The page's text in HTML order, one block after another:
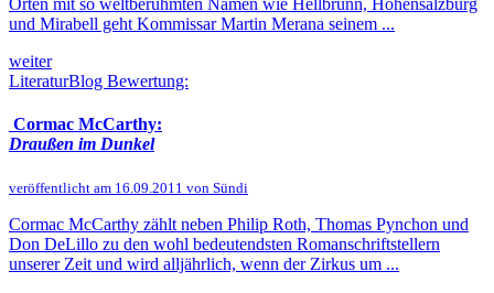
und Mirabell geht Kommissar Martin Merana seinem ...
weiter
LiteraturBlog Bewertung:
Cormac McCarthy:
Draußen im Dunkel
veröffentlicht am 16.09.2011 von Sündi
Cormac McCarthy zählt neben Philip Roth, Thomas Pynchon und
Don DeLillo zu den wohl bedeutendsten Romanschriftstellern
unserer Zeit und wird alljährlich, wenn der Zirkus um ...